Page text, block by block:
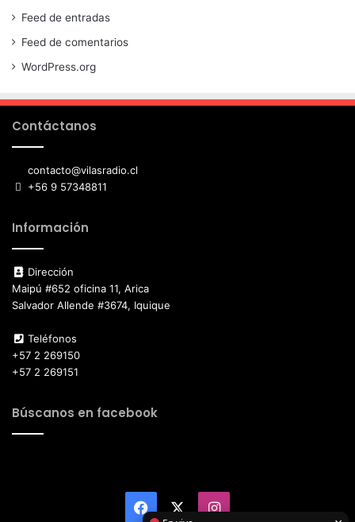
Feed de entradas
Feed de comentarios
WordPress.org
Contáctanos
contacto@vilasradio.cl
+56 9 57348811
Información
Dirección
Maipú #652 oficina 11, Arica
Salvador Allende #3674, Iquique
Teléfonos
+57 2 269150
+57 2 269151
Búscanos en facebook
Facebook Instagram